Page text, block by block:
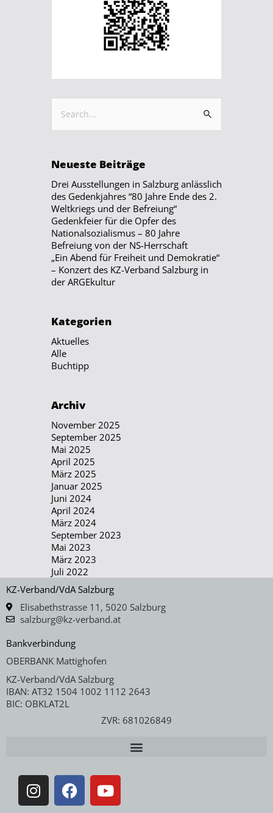
Neueste Beiträge
Drei Ausstellungen in Salzburg anlässlich
des Gedenkjahres “80 Jahre Ende des 2.
Weltkriegs und der Befreiung“
Gedenkfeier für die Opfer des
Nationalsozialismus – 80 Jahre
Befreiung von der NS-Herrschaft
„Ein Abend für Freiheit und Demokratie“
– Konzert des KZ-Verband Salzburg in
der ARGEkultur
Kategorien
Aktuelles
Alle
Buchtipp
Archiv
November 2025
September 2025
Mai 2025
April 2025
März 2025
Januar 2025
Juni 2024
April 2024
März 2024
September 2023
Mai 2023
März 2023
Juli 2022
KZ-Verband/VdA Salzburg
Elisabethstrasse 11, 5020 Salzburg
salzburg@kz-verband.at
Bankverbindung
OBERBANK Mattighofen
KZ-Verband/VdA Salzburg
IBAN: AT32 1504 1002 1112 2643
BIC: OBKLAT2L
ZVR: 681026849